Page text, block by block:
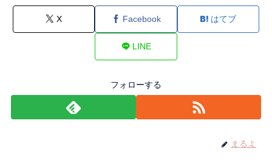
X Facebook はてブ
LINE
フォローする
まるよ